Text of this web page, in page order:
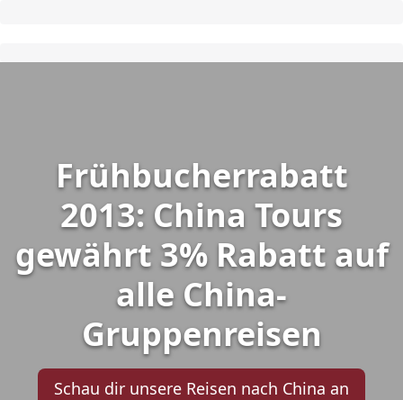
Frühbucherrabatt
2013: China Tours
gewährt 3% Rabatt auf
alle China-
Gruppenreisen
Schau dir unsere Reisen nach China an